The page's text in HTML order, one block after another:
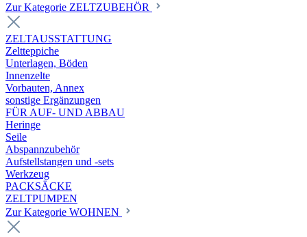
Zur Kategorie ZELTZUBEHÖR
ZELTAUSSTATTUNG
Zeltteppiche
Unterlagen, Böden
Innenzelte
Vorbauten, Annex
sonstige Ergänzungen
FÜR AUF- UND ABBAU
Heringe
Seile
Abspannzubehör
Aufstellstangen und -sets
Werkzeug
PACKSÄCKE
ZELTPUMPEN
Zur Kategorie WOHNEN